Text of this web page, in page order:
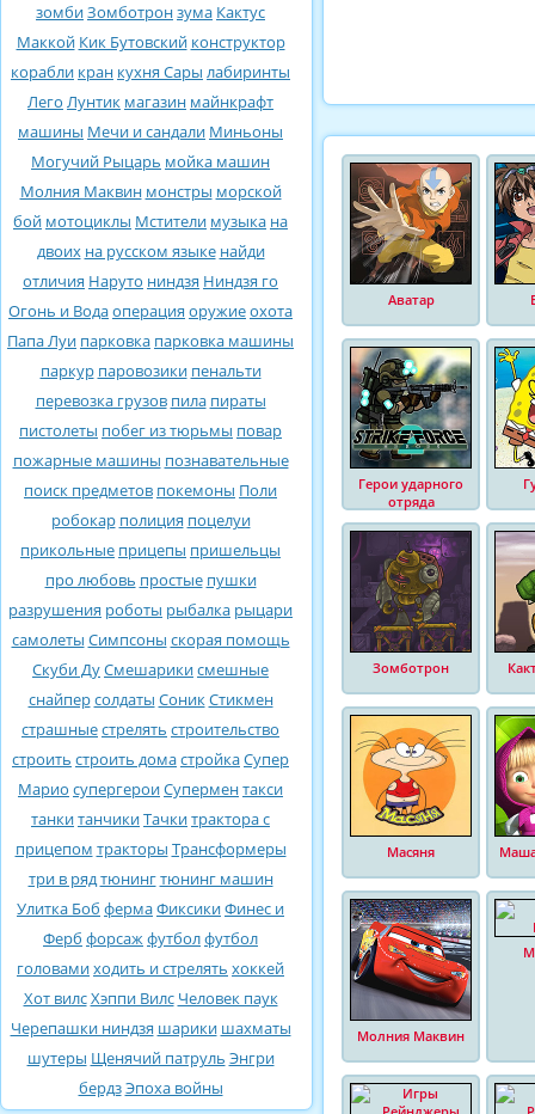
зомбиЗомботронзума Кактус
Маккой Кик Бутовский конструктор
корабли кран кухня Сары лабиринты
Лего Лунтик магазин майнкрафт
машины Мечи и сандали Миньоны
Могучий Рыцарь мойка машин
Молния Маквин монстры морской
бой мотоциклы Мстители музыка на
двоих на русском языке найди
отличия Наруто ниндзя Ниндзя го
Огонь и Водаоперация оружиеохота
Папа Луи парковка парковка машины
паркур паровозики пенальти
перевозка грузов пила пираты
пистолеты побег из тюрьмы повар
пожарные машины познавательные
поиск предметов покемоны Поли
робокар полиция поцелуи
прикольные прицепы пришельцы
про любовь простые пушки
разрушения роботы рыбалка рыцари
самолеты Симпсоны скорая помощь
Скуби ДуСмешарикисмешные
снайперсолдаты СоникСтикмен
страшныестрелять строительство
строить строить домастройкаСупер
Марио супергероиСуперментакси
танкитанчикиТачкитрактора с
прицепом тракторы Трансформеры
три в рядтюнингтюнинг машин
Улитка Боб фермаФиксикиФинес и
Ферб форсажфутболфутбол
головамиходить и стрелять хоккей
Хот вилсХэппи Вилс Человек паук
Черепашки ниндзя шарики шахматы
шутеры Щенячий патруль Энгри
бердзЭпоха войны
Аватар
Герои ударного
отряда
Зомботрон
Масяня
Молния Маквин